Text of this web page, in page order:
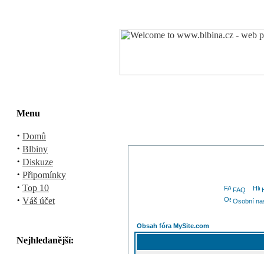
Menu
· Domů
· Blbiny
· Diskuze
· Připomínky
· Top 10
· Váš účet
Nejhledanější:
FAQ
Osobní
Obsah fóra MySite.com